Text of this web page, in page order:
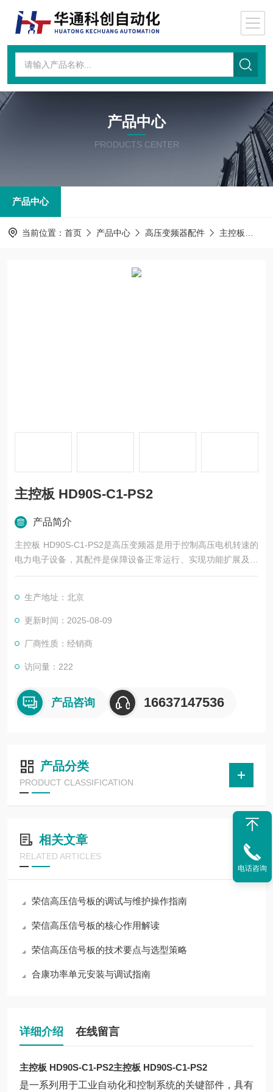
产品中心
PRODUCTS CENTER
产品中心
当前位置： 首页 产品中心 高压变频器配件 主控板
主控板 HD90S-C1-PS2
产品简介
主控板 HD90S-C1-PS2是高压变频器是用于控制高压电机转速的
电力电子设备，其配件是保障设备正常运行、实现功能扩展及维
护维修的重要组成部分。这些配件种类繁多，涵盖了功率变换、
生产地址：北京
更新时间：2025-08-09
厂商性质：经销商
访问量：222
产品咨询 16637147536
产品分类
PRODUCT CLASSIFICATION
相关文章
RELATED ARTICLES
荣信高压信号板的调试与维护操作指南
荣信高压信号板的核心作用解读
荣信高压信号板的技术要点与选型策略
合康功率单元安装与调试指南
详细介绍 在线留言
主控板 HD90S-C1-PS2主控板 HD90S-C1-PS2
是一系列用于工业自动化和控制系统的关键部件，具有
电话咨询